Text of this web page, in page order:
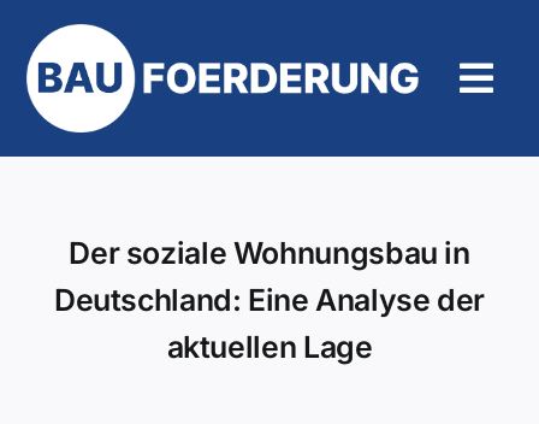
Inhalt
springen
Der soziale Wohnungsbau in
Deutschland: Eine Analyse der
aktuellen Lage